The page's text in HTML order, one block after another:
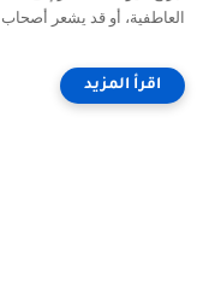
العاطفية، أو قد يشعر أصحاب